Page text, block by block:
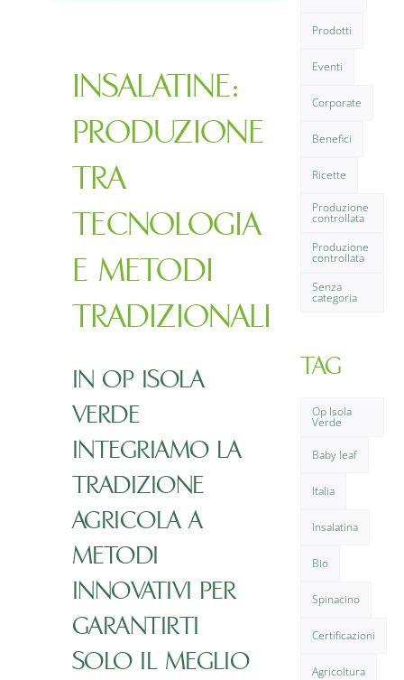
INSALATINE:
PRODUZIONE
TRA
TECNOLOGIA
E METODI
TRADIZIONALI
IN OP ISOLA
VERDE
INTEGRIAMO LA
TRADIZIONE
AGRICOLA A
METODI
INNOVATIVI PER
GARANTIRTI
SOLO IL MEGLIO
Prodotti
Eventi
Corporate
Benefici
Ricette
Produzione
controllata
Produzione
controllata
Senza
categoria
TAG
Op Isola
Verde
Baby leaf
Italia
Insalatina
Bio
Spinacino
Certificazioni
Agricoltura